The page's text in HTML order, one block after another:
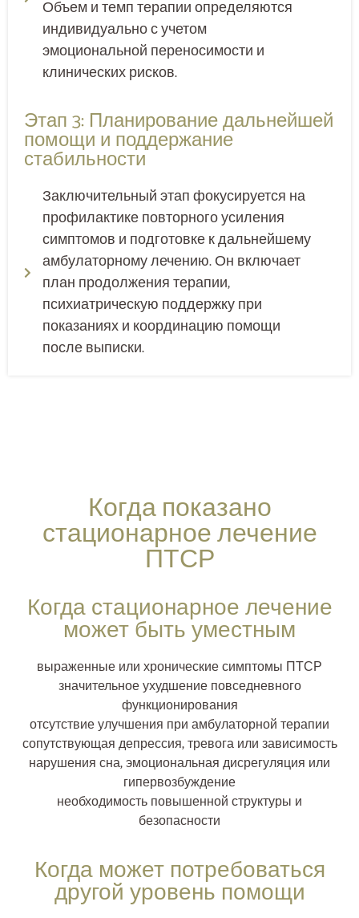
Объем и темп терапии определяются
индивидуально с учетом
эмоциональной переносимости и
клинических рисков.
Этап 3: Планирование дальнейшей
помощи и поддержание
стабильности
Заключительный этап фокусируется на
профилактике повторного усиления
симптомов и подготовке к дальнейшему
амбулаторному лечению. Он включает
план продолжения терапии,
психиатрическую поддержку при
показаниях и координацию помощи
после выписки.
Когда показано
стационарное лечение
ПТСР
Когда стационарное лечение
может быть уместным
выраженные или хронические симптомы ПТСР
значительное ухудшение повседневного
функционирования
отсутствие улучшения при амбулаторной терапии
сопутствующая депрессия, тревога или зависимость
нарушения сна, эмоциональная дисрегуляция или
гипервозбуждение
необходимость повышенной структуры и
безопасности
Когда может потребоваться
другой уровень помощи